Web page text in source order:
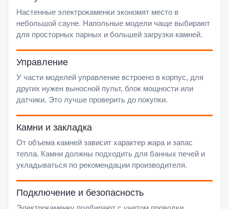
Настенные электрокаменки экономят место в
небольшой сауне. Напольные модели чаще выбирают
для просторных парных и большей загрузки камней.
Управление
У части моделей управление встроено в корпус, для
других нужен выносной пульт, блок мощности или
датчики. Это лучше проверить до покупки.
Камни и закладка
От объема камней зависит характер жара и запас
тепла. Камни должны подходить для банных печей и
укладываться по рекомендации производителя.
Подключение и безопасность